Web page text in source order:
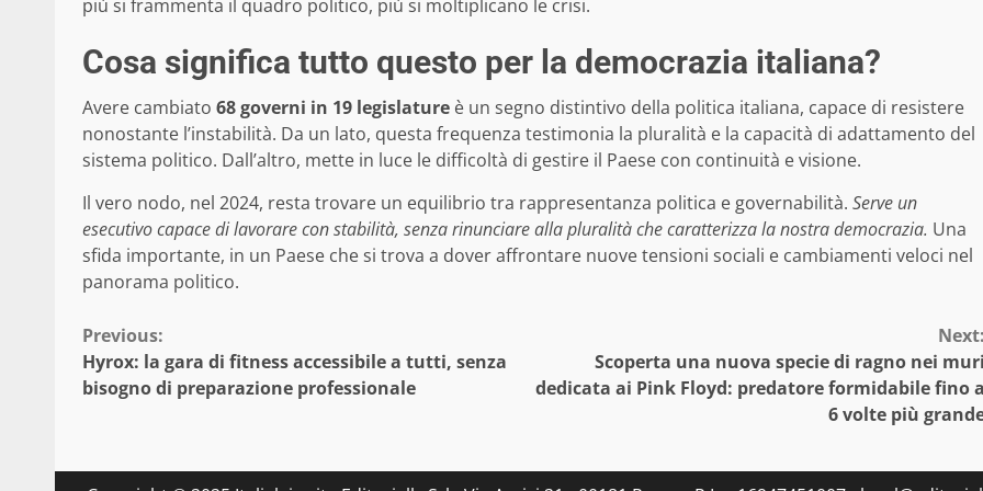
più si frammenta il quadro politico, più si moltiplicano le crisi.
Cosa significa tutto questo per la democrazia italiana?
Avere cambiato 68 governi in 19 legislature è un segno distintivo della politica italiana, capace di resistere
nonostante l’instabilità. Da un lato, questa frequenza testimonia la pluralità e la capacità di adattamento del
sistema politico. Dall’altro, mette in luce le difficoltà di gestire il Paese con continuità e visione.
Il vero nodo, nel 2024, resta trovare un equilibrio tra rappresentanza politica e governabilità. Serve un
esecutivo capace di lavorare con stabilità, senza rinunciare alla pluralità che caratterizza la nostra democrazia. Una
sfida importante, in un Paese che si trova a dover affrontare nuove tensioni sociali e cambiamenti veloci nel
panorama politico.
Continue
Reading
Previous:
Hyrox: la gara di fitness accessibile a tutti, senza
bisogno di preparazione professionale
Next:
Scoperta una nuova specie di ragno nei muri
dedicata ai Pink Floyd: predatore formidabile fino a
6 volte più